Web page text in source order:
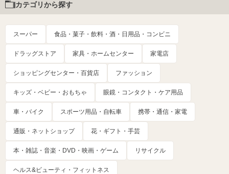
カテゴリから探す
スーパー 食品・菓子・飲料・酒・日用品・コンビニ
ドラッグストア 家具・ホームセンター 家電店
ショッピングセンター・百貨店 ファッション
キッズ・ベビー・おもちゃ 眼鏡・コンタクト・ケア用品
車・バイク スポーツ用品・自転車 携帯・通信・家電
通販・ネットショップ 花・ギフト・手芸
本・雑誌・音楽・DVD・映画・ゲーム リサイクル
ヘルス&ビューティ・フィットネス